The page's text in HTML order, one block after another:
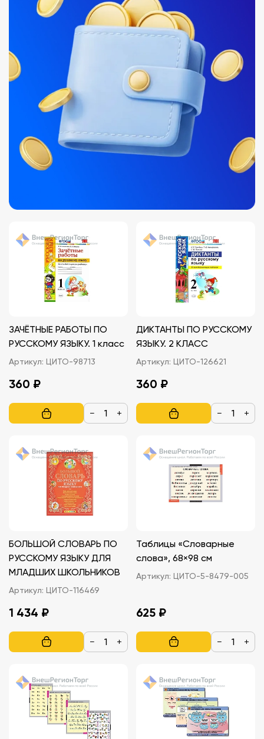
ЗАЧЁТНЫЕ РАБОТЫ ПО
РУССКОМУ ЯЗЫКУ. 1 класс
Артикул: ЦИТО-98713
360 ₽
− +
ДИКТАНТЫ ПО РУССКОМУ
ЯЗЫКУ. 2 КЛАСС
Артикул: ЦИТО-126621
360 ₽
− +
БОЛЬШОЙ СЛОВАРЬ ПО
РУССКОМУ ЯЗЫКУ ДЛЯ
МЛАДШИХ ШКОЛЬНИКОВ
Артикул: ЦИТО-116469
1 434 ₽
− +
Таблицы «Словарные
слова», 68×98 см
Артикул: ЦИТО-5-8479-005
625 ₽
− +